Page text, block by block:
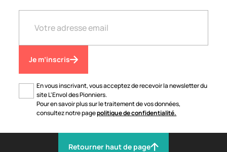
Je m’inscris
En vous inscrivant, vous acceptez de recevoir la newsletter du
site L'Envol des Pionniers.
Pour en savoir plus sur le traitement de vos données,
consultez notre pagepolitique de confidentialité.
Retourner haut de page